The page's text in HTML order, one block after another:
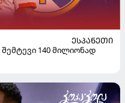
ᲔᲡᲞᲐᲜᲔᲗᲘ
140 მილიონად